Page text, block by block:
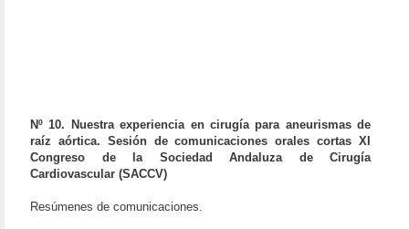
Nº 10. Nuestra experiencia en cirugía para aneurismas de
raíz aórtica. Sesión de comunicaciones orales cortas XI
Congreso de la Sociedad Andaluza de Cirugía
Cardiovascular (SACCV)
Resúmenes de comunicaciones.